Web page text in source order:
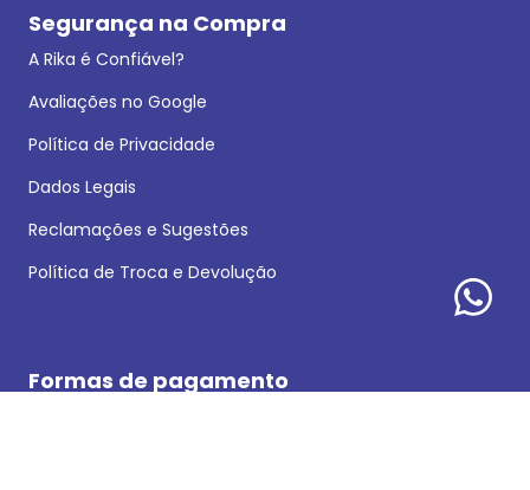
Segurança na Compra
A Rika é Confiável?
Avaliações no Google
Política de Privacidade
Dados Legais
Reclamações e Sugestões
Política de Troca e Devolução
Formas de pagamento